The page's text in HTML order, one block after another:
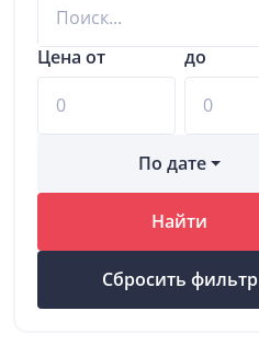
Цена от до
По дате
Найти
Сбросить фильтр